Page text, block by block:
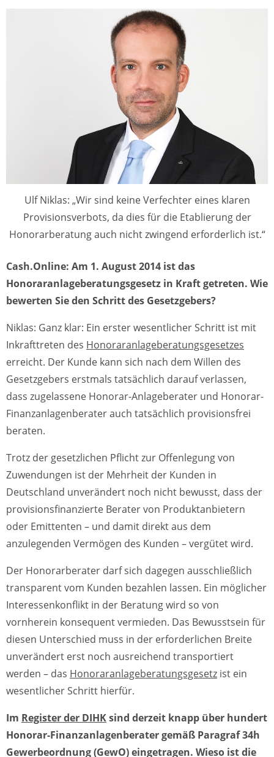
Ulf Niklas: „Wir sind keine Verfechter eines klaren
Provisionsverbots, da dies für die Etablierung der
Honorarberatung auch nicht zwingend erforderlich ist.“
Cash.Online: Am 1. August 2014 ist das
Honoraranlageberatungsgesetz in Kraft getreten. Wie
bewerten Sie den Schritt des Gesetzgebers?
Niklas: Ganz klar: Ein erster wesentlicher Schritt ist mit
Inkrafttreten des Honoraranlageberatungsgesetzes
erreicht. Der Kunde kann sich nach dem Willen des
Gesetzgebers erstmals tatsächlich darauf verlassen,
dass zugelassene Honorar-Anlageberater und Honorar-
Finanzanlagenberater auch tatsächlich provisionsfrei
beraten.
Trotz der gesetzlichen Pflicht zur Offenlegung von
Zuwendungen ist der Mehrheit der Kunden in
Deutschland unverändert noch nicht bewusst, dass der
provisionsfinanzierte Berater von Produktanbietern
oder Emittenten – und damit direkt aus dem
anzulegenden Vermögen des Kunden – vergütet wird.
Der Honorarberater darf sich dagegen ausschließlich
transparent vom Kunden bezahlen lassen. Ein möglicher
Interessenkonflikt in der Beratung wird so von
vornherein konsequent vermieden. Das Bewusstsein für
diesen Unterschied muss in der erforderlichen Breite
unverändert erst noch ausreichend transportiert
werden – das Honoraranlageberatungsgesetz ist ein
wesentlicher Schritt hierfür.
Im Register der DIHKsind derzeit knapp über hundert
Honorar-Finanzanlagenberater gemäß Paragraf 34h
Gewerbeordnung (GewO) eingetragen. Wieso ist die